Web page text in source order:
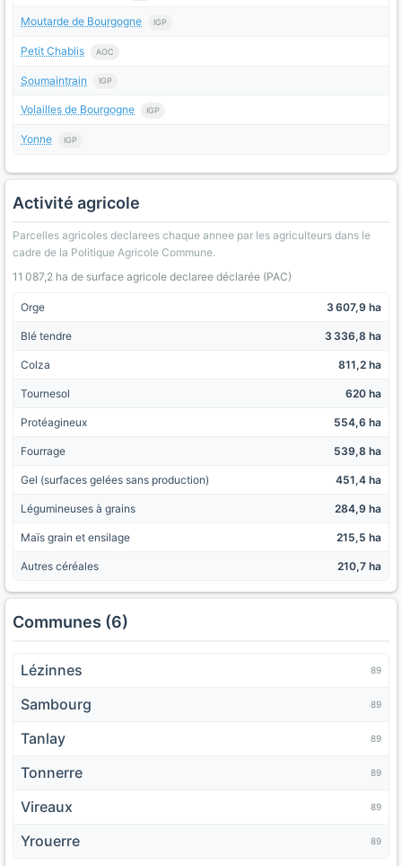
Moutarde de Bourgogne IGP
Petit Chablis AOC
Soumaintrain IGP
Volailles de Bourgogne IGP
Yonne IGP
Activité agricole
Parcelles agricoles declarees chaque annee par les agriculteurs dans le
cadre de la Politique Agricole Commune.
11 087,2 ha de surface agricole declaree déclarée (PAC)
Orge 3 607,9 ha
Blé tendre 3 336,8 ha
Colza 811,2 ha
Tournesol 620 ha
Protéagineux 554,6 ha
Fourrage 539,8 ha
Gel (surfaces gelées sans production) 451,4 ha
Légumineuses à grains 284,9 ha
Maïs grain et ensilage 215,5 ha
Autres céréales 210,7 ha
Communes (6)
Lézinnes 89
Sambourg 89
Tanlay 89
Tonnerre 89
Vireaux 89
Yrouerre 89